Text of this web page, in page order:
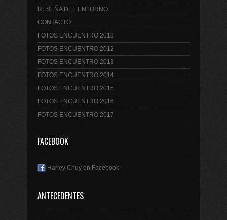
RESEÑA DEL ENTORNO
CONTACTO
FOTOS ENCUENTRO 2018
FOTOS ENCUENTRO 2012
FOTOS ENCUENTRO 2013
FOTOS ENCUENTRO 2014
FOTOS ENCUENTRO 2015
FOTOS ENCUENTRO 2016
FOTOS ENCUENTRO 2017
FACEBOOK
Harley Chuy en Facebook
ANTECEDENTES